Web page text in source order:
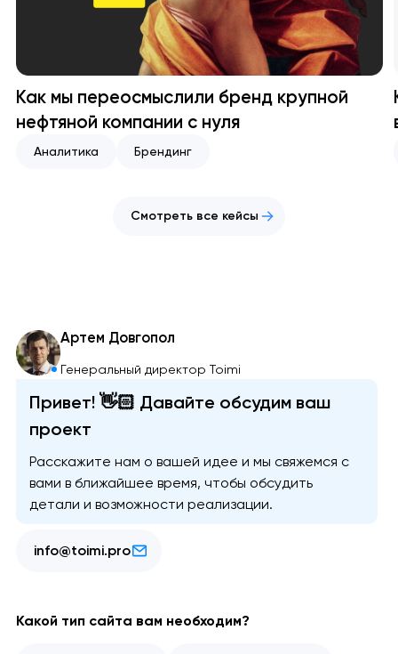
Как мы переосмыслили бренд крупной
нефтяной компании с нуля
Аналитика Брендинг
Смотреть все кейсы
Артем Довгопол
Генеральный директор Toimi
Привет! 👋🏻 Давайте обсудим ваш
проект
Расскажите нам о вашей идее и мы свяжемся с
вами в ближайшее время, чтобы обсудить
детали и возможности реализации.
info@toimi.pro
Какой тип сайта вам необходим?